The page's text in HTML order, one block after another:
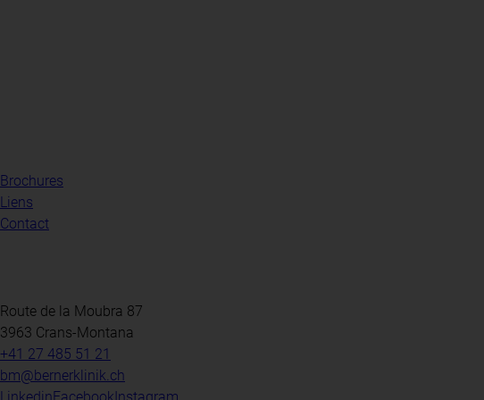
Brochures
Liens
Contact
Route de la Moubra 87
3963 Crans-Montana
+41 27 485 51 21
bm@bernerklinik.ch